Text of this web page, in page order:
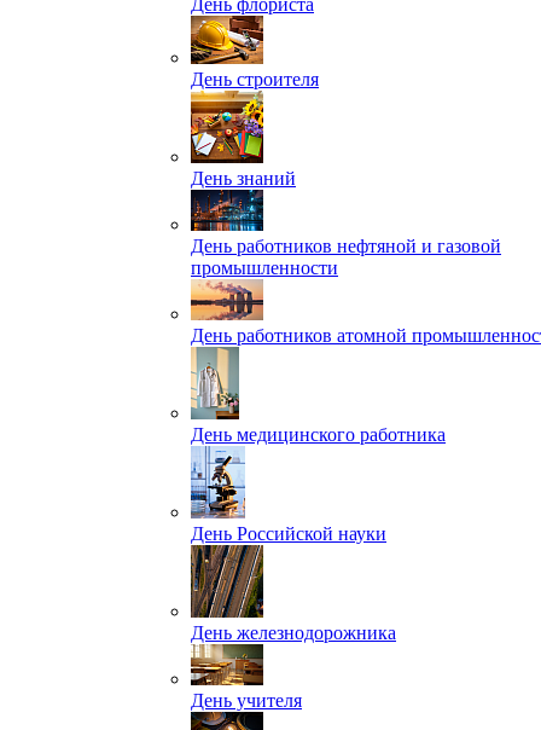
День флориста
День строителя
День знаний
День работников нефтяной и газовой
промышленности
День работников атомной
День медицинского работника
День Российской науки
День железнодорожника
День учителя